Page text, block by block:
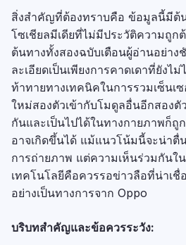
สิ่งสำคัญที่ต้องทราบคือ ข้อมูลนี้มีต้
โซเชียลมีเดียที่ไม่มีประวัติความถูก
ต้นทางทั้งสองฉบับเตือนผู้อ่านอย่าง
ละเอียดเป็นเพียงการคาดเดาที่ยังไ
ท้าทายทางเทคนิคในการรวมเซ็น
ใหม่สองตัวเข้ากับโมดูลอื่นอีกสองตั
กันและเป็นไปได้ในทางกายภาพก็ถู
อาจเกิดขึ้นได้ แม้แนวโน้มนี้จะน่าตื่
การถ่ายภาพ แต่ความเห็นร่วมกันใ
เทคโนโลยีคือควรรอข่าวลือที่น่าเ
อย่างเป็นทางการจาก Oppo
บริบทสำคัญและข้อควรระวัง: